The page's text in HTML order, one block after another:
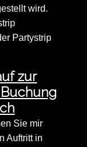
wird.
Partystrip
zur
Sie mir
Auftritt in